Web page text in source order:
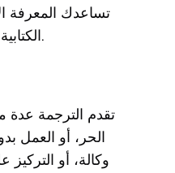
تساعدك المعرفة
الكتابية والاستعارات والنبرة بدقة.
تقدم الترجمة عدة
الحر، أو العمل
وكالة، أو التركيز